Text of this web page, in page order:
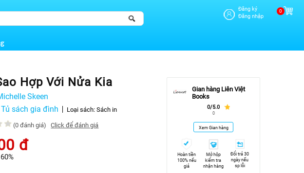
Đăng ký
Đăng nhập
0
Hợp Với Nửa Kia
Skeen
Tủ sách gia đình Loại sách:Sách in
(0 đánh giá) Click để đánh giá
đ
60%
Gian hàng Liên Việt
Books
0/5.0
0
Xem Gian hàng
Hoàn tiền
100% nếu
giả
Mở hộp
kiểm tra
nhận hàng
Đổi trả 30
ngày nếu
sp lỗi